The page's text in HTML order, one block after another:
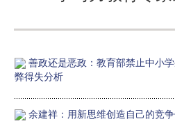
善政还是恶政：教育部禁止中小
弊得失分析
余建祥：用新思维创造自己的竞